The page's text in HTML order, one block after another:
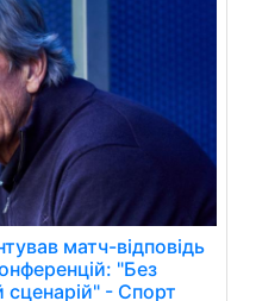
матч-відповідь
"Без
сценарій" - Спорт